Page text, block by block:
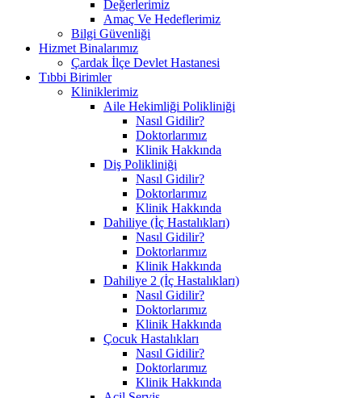
Değerlerimiz
Amaç Ve Hedeflerimiz
Bilgi Güvenliği
Hizmet Binalarımız
Çardak İlçe Devlet Hastanesi
Tıbbi Birimler
Kliniklerimiz
Aile Hekimliği Polikliniği
Nasıl Gidilir?
Doktorlarımız
Klinik Hakkında
Diş Polikliniği
Nasıl Gidilir?
Doktorlarımız
Klinik Hakkında
Dahiliye (İç Hastalıkları)
Nasıl Gidilir?
Doktorlarımız
Klinik Hakkında
Dahiliye 2 (İç Hastalıkları)
Nasıl Gidilir?
Doktorlarımız
Klinik Hakkında
Çocuk Hastalıkları
Nasıl Gidilir?
Doktorlarımız
Klinik Hakkında